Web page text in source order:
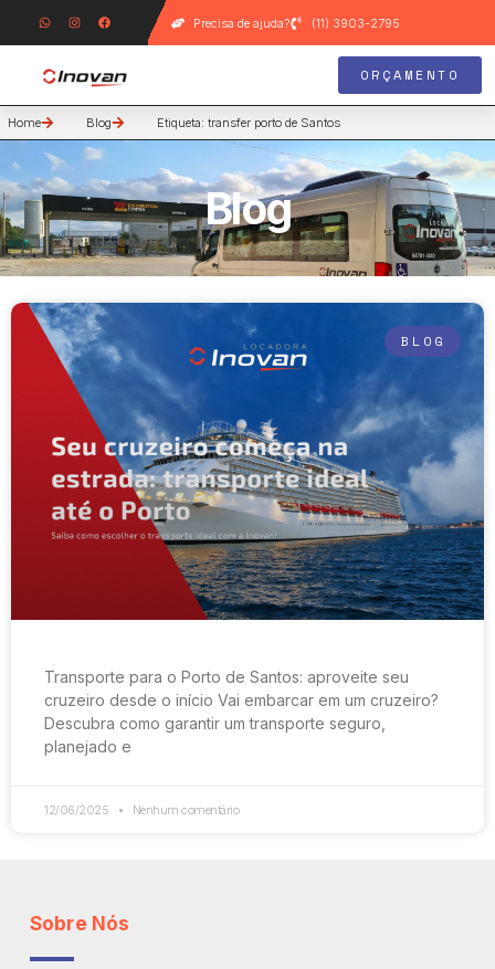
Precisa de ajuda? (11) 3903-2795
ORÇAMENTO
Home Blog Etiqueta: transfer porto de Santos
Blog
BLOG
Transporte para o Porto de Santos: aproveite seu
cruzeiro desde o início Vai embarcar em um cruzeiro?
Descubra como garantir um transporte seguro,
planejado e
12/06/2025 Nenhum comentário
Sobre Nós